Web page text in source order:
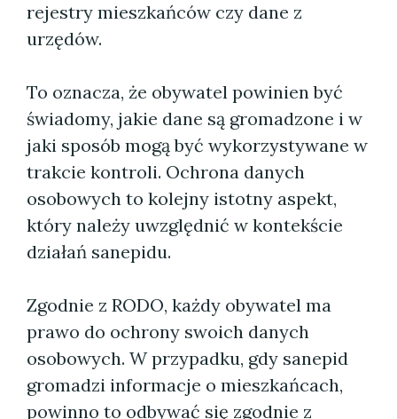
rejestry mieszkańców czy dane z
urzędów.
To oznacza, że obywatel powinien być
świadomy, jakie dane są gromadzone i w
jaki sposób mogą być wykorzystywane w
trakcie kontroli. Ochrona danych
osobowych to kolejny istotny aspekt,
który należy uwzględnić w kontekście
działań sanepidu.
Zgodnie z RODO, każdy obywatel ma
prawo do ochrony swoich danych
osobowych. W przypadku, gdy sanepid
gromadzi informacje o mieszkańcach,
powinno to odbywać się zgodnie z